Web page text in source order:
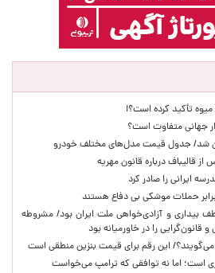
جهانی متفاوت است؟
قالیباف درباره قانون مهریه
ایرانی را صادر کرد
حملات موشکی بی دفاع هستند
بیداری و آزادی‌خواهی ملت ایران بود/ مشروطه
قانون‌گرایی را در خاورمیانه بود
می‌گویند؟/ این رقم برای قیمت بنزین منطقی است
است؛ اما نه توافقی که ترامپ می‌خواست